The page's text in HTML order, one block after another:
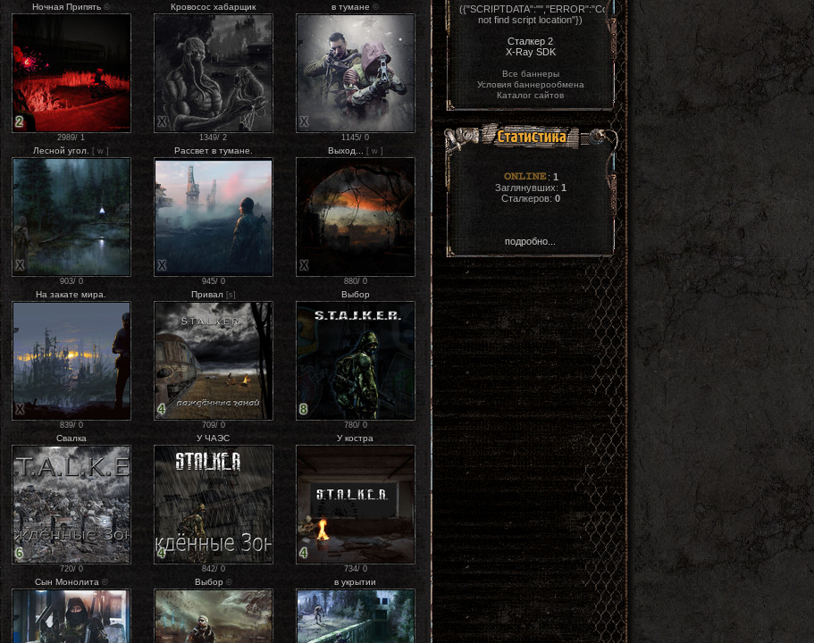
Ночная Припять ©
2
2989/1
Кровосос хабарщик
X
1349/2
в тумане ©
X
1145/0
Лесной угол. [ w ]
X
903/ 0
Рассвет в тумане.
X
945/ 0
Выход... [ w ]
X
880/ 0
На закате мира.
X
839/ 0
Привал [s]
4
709/ 0
Выбор
8
780/ 0
Свалка
6
720/ 0
У ЧАЭС
4
842/ 0
У костра
4
734/ 0
Сын Монолита © Выбор © в укрытии
({"SCRIPTDATA":"","ERROR":"Could
not find script location"})
Сталкер 2
X-Ray SDK
Все баннеры
Условия баннерообмена
Каталог сайтов
: 1
Заглянувших: 1
Сталкеров:0
подробно...